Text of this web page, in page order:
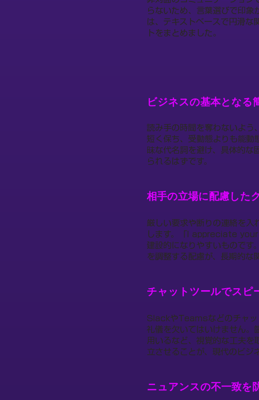
らないため、言葉選びで印象
は、テキストベースで円滑な
トをまとめました。
ビジネスの基本となる
読み手の時間を奪わないよう
短く保ち、受動態よりも能動
昧な代名詞を避け、具体的な
られるはずです。
相手の立場に配慮した
厳しい要求や断りの連絡を入
します。「I appreciate
建設的になりやすいものです
を調整する配慮が、長期的な
チャットツールでスピ
SlackやTeamsなどのチャッ
礼儀を欠いてはいけません。
用いるなど、視覚的な工夫を
立させることが、現代のビジ
ニュアンスの不一致を